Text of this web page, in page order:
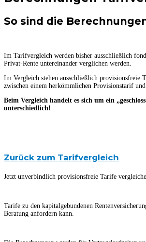
So sind die
Im Tarifvergleich werden bisher ausschließlich
Privat-Rente untereinander verglichen werden.
Im Vergleich stehen ausschließlich provisionsfreie
zwischen einem herkömmlichen Provisionstarif
Beim Vergleich handelt es sich um ein
unterschiedlich!
Zurück zum Tarifvergleich
Jetzt unverbindlich provisionsfreie Tarife
Tarife zu den kapitalgebundenen
Beratung anfordern kann.